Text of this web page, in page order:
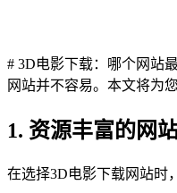
# 3D电影下载：哪个网站
网站并不容易。本文将为
1. 资源丰富的网
在选择3D电影下载网站时